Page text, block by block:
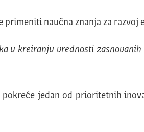
primeniti naučna znanja za razvoj
u kreiranju vrednosti zasnovanih
jedan od prioritetnih